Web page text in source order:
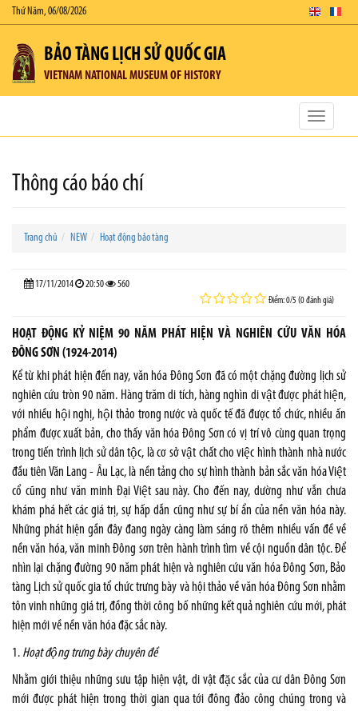
Thứ Năm, 06/08/2026
BẢO TÀNG LỊCH SỬ QUỐC GIA
VIETNAM NATIONAL MUSEUM OF HISTORY
Toggle
Thông cáo báo chí
Trang chủ NEW Hoạt động bảo tàng
17/11/2014 20:50 560
Điểm: 0/5 (0 đánh giá)
HOẠT ĐỘNG KỶ NIỆM 90 NĂM PHÁT HIỆN VÀ NGHIÊN CỨU VĂN HÓA
ĐÔNG SƠN (1924-2014)
Kể từ khi phát hiện đến nay, văn hóa Đông Sơn đã có một chặng đường lịch sử
nghiên cứu tròn 90 năm. Hàng trăm di tích, hàng nghìn di vật được phát hiện,
với nhiều hội nghị, hội thảo trong nước và quốc tế đã được tổ chức, nhiều ấn
phẩm được xuất bản, cho thấy văn hóa Đông Sơn có vị trí vô cùng quan trọng
trong tiến trình lịch sử dân tộc, là cơ sở vật chất cho việc hình thành nhà nước
đầu tiên Văn Lang - Âu Lạc, là nền tảng cho sự hình thành bản sắc văn hóa Việt
cổ cũng như văn minh Đại Việt sau này. Cho đến nay, dường như vẫn chưa
khám phá hết các giá trị, sự hấp dẫn cũng như sự bí ẩn của nền văn hóa này.
Những phát hiện gần đây đang ngày càng làm sáng rõ thêm nhiều vấn đề về
nền văn hóa, văn minh Đông sơn trên hành trình tìm về cội nguồn dân tộc. Để
nhìn lại chặng đường 90 năm phát hiện và nghiên cứu văn hóa Đông Sơn, Bảo
tàng Lịch sử quốc gia tổ chức trưng bày và hội thảo về văn hóa Đông Sơn nhằm
tôn vinh những giá trị, đồng thời công bố những kết quả nghiên cứu mới, phát
hiện mới về nền văn hóa đặc sắc này.
1. Hoạt động trưng bày chuyên đề
Nhằm giới thiệu những sưu tập hiện vật, di vật đặc sắc của cư dân Đông Sơn
mới được phát hiện trong thời gian qua tới đông đảo công chúng trong và